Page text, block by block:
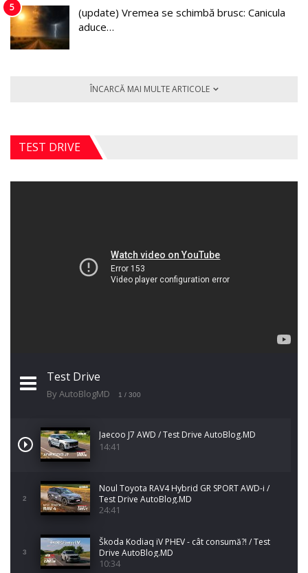
5
(update) Vremea se schimbă brusc: Canicula
aduce…
ÎNCARCĂ MAI MULTE ARTICOLE
TEST DRIVE
Test Drive
By AutoBlogMD 1 / 300
Jaecoo J7 AWD / Test Drive AutoBlog.MD
14:41
2
Noul Toyota RAV4 Hybrid GR SPORT AWD-i /
Test Drive AutoBlog.MD
24:41
3
Škoda Kodiaq iV PHEV - cât consumă?! / Test
Drive AutoBlog.MD
10:34